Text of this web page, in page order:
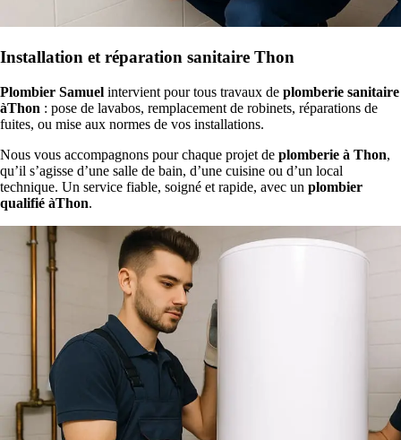
Installation et réparation sanitaire Thon
Plombier Samuel intervient pour tous travaux de plomberie sanitaire
àThon : pose de lavabos, remplacement de robinets, réparations de
fuites, ou mise aux normes de vos installations.
Nous vous accompagnons pour chaque projet de plomberie à Thon,
qu’il s’agisse d’une salle de bain, d’une cuisine ou d’un local
technique. Un service fiable, soigné et rapide, avec un plombier
qualifié àThon.